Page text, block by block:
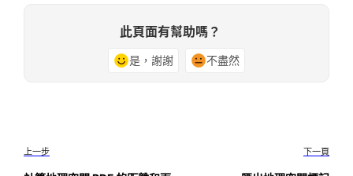
此頁面有幫助嗎？
是，謝謝 不盡然
上一步 下一頁